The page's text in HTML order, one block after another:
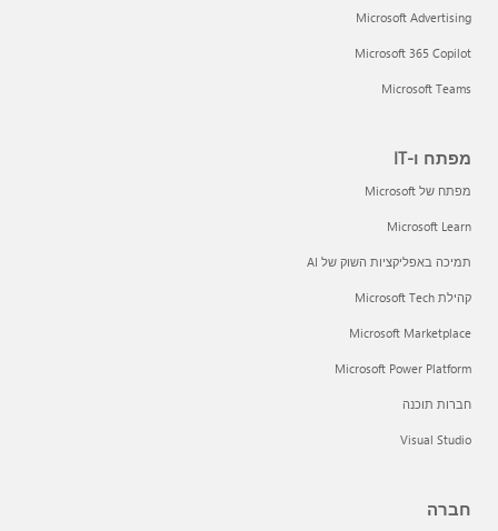
Microsoft Advertising
Microsoft 365 Copilot
Microsoft Teams
מפתח ו-IT
מפתח של Microsoft
Microsoft Learn
תמיכה באפליקציות השוק של AI
קהילת Microsoft Tech
Microsoft Marketplace
Microsoft Power Platform
חברות תוכנה
Visual Studio
חברה